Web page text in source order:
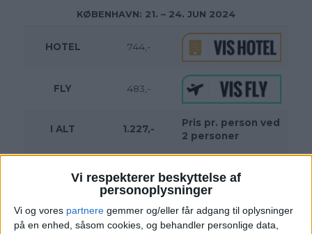
Vi respekterer beskyttelse af
personoplysninger
Vi og vores partnere gemmer og/eller får adgang til oplysninger
på en enhed, såsom cookies, og behandler personlige data,
KØBENHAVN: 21. – 24. JUN 2024
HOTEL 744,-
FLY 483,-
I ALT 1.227,-
Pris pr. person ved
2 personer
2 personer i et dobbeltværelse, hvilket svarer til 744,-